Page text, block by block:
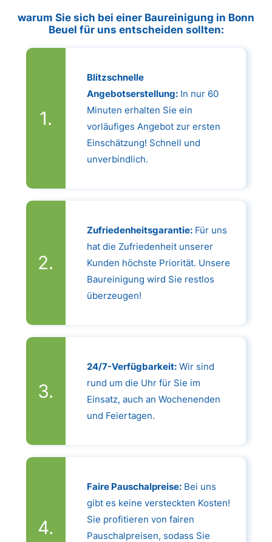
warum Sie sich bei einer Baureinigung in Bonn
Beuel für uns entscheiden sollten:
Blitzschnelle
Angebotserstellung:In nur 60
Minuten erhalten Sie ein
vorläufiges Angebot zur ersten
Einschätzung! Schnell und
unverbindlich.
Zufriedenheitsgarantie:Für uns
hat die Zufriedenheit unserer
Kunden höchste Priorität. Unsere
Baureinigung wird Sie restlos
überzeugen!
24/7-Verfügbarkeit:Wir sind
rund um die Uhr für Sie im
Einsatz, auch an Wochenenden
und Feiertagen.
Faire Pauschalpreise:Bei uns
gibt es keine versteckten Kosten!
Sie profitieren von fairen
Pauschalpreisen, sodass Sie